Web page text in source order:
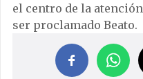
el centro de la
ser proclamado Beato.